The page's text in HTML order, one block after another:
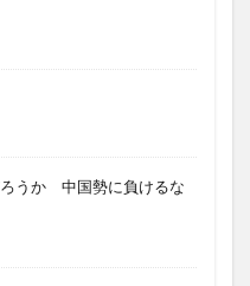
ろうか 中国勢に負けるな